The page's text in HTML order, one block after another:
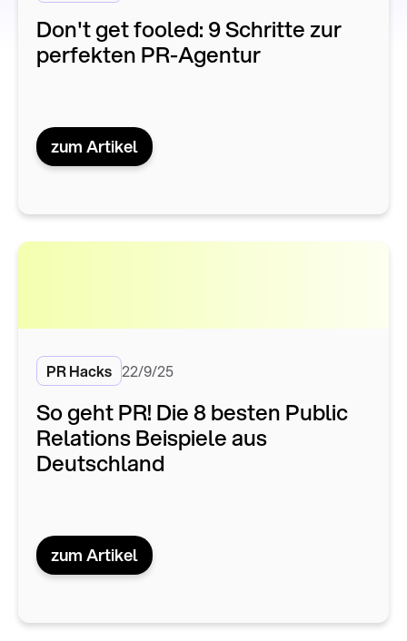
Don't get fooled: 9 Schritte zur
perfekten PR-Agentur
zum Artikel
PR Hacks 22/9/25
So geht PR! Die 8 besten Public
Relations Beispiele aus
Deutschland
zum Artikel